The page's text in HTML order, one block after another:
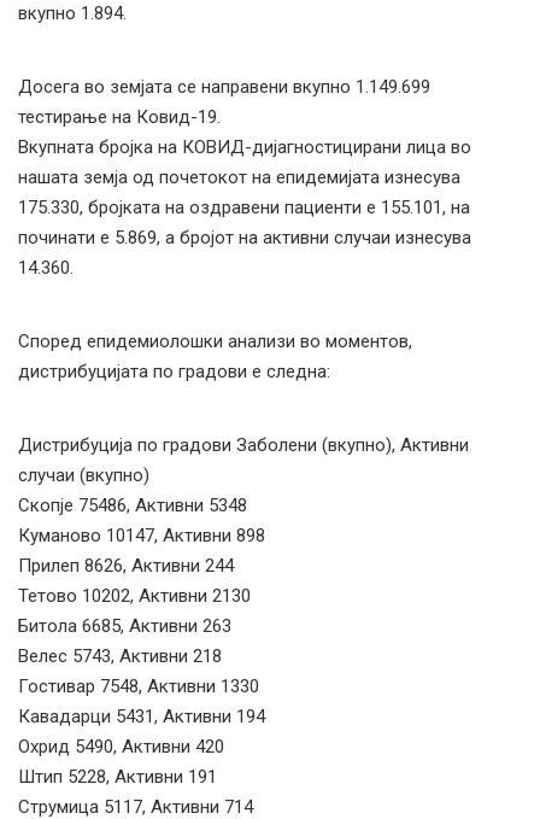
вкупно 1.894.
Досега во земјата се направени вкупно 1.149.699
тестирање на Ковид-19.
Вкупната бројка на КОВИД-дијагностицирани лица во
нашата земја од почетокот на епидемијата изнесува
175.330, бројката на оздравени пациенти е 155.101, на
починати е 5.869, а бројот на активни случаи изнесува
14.360.
Според епидемиолошки анализи во моментов,
дистрибуцијата по градови е следна:
Дистрибуција по градови Заболени (вкупно), Активни
случаи (вкупно)
Скопје 75486, Активни 5348
Куманово 10147, Активни 898
Прилеп 8626, Активни 244
Тетово 10202, Активни 2130
Битола 6685, Активни 263
Велес 5743, Активни 218
Гостивар 7548, Активни 1330
Кавадарци 5431, Активни 194
Охрид 5490, Активни 420
Штип 5228, Активни 191
Струмица 5117, Активни 714